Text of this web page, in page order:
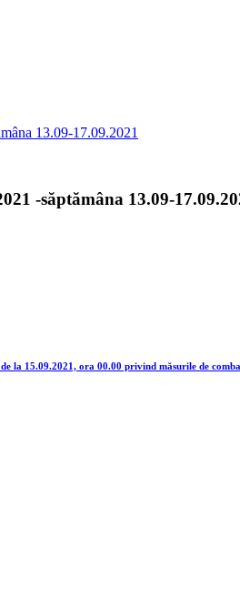
-săptămâna 13.09-
15.09.2021, ora 00.00 privind măsurile de